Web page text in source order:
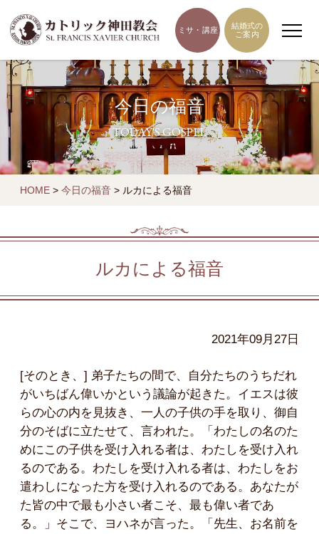
ミサ・講座
結婚式の
ご案内
今日の福音
TODAY'S GOSPEL
HOME > 今日の福音 > ルカによる福音
ルカによる福音
2021年09月27日
[そのとき、] 弟子たちの間で、自分たちのうちだれ
がいちばん偉いかという議論が起きた。イエスは彼
らの心の内を見抜き、一人の子供の手を取り、御自
分のそばに立たせて、言われた。「わたしの名のた
めにこの子供を受け入れる者は、わたしを受け入れ
るのである。わたしを受け入れる者は、わたしをお
遣わしになった方を受け入れるのである。あなたが
た皆の中で最も小さい者こそ、最も偉い者であ
る。」そこで、ヨハネが言った。「先生、お名前を